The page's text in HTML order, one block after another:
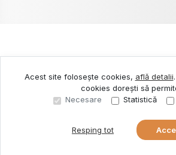
Acest site folosește cookies, află detalii.
cookies dorești să
Necesare
Statistică
Resping tot